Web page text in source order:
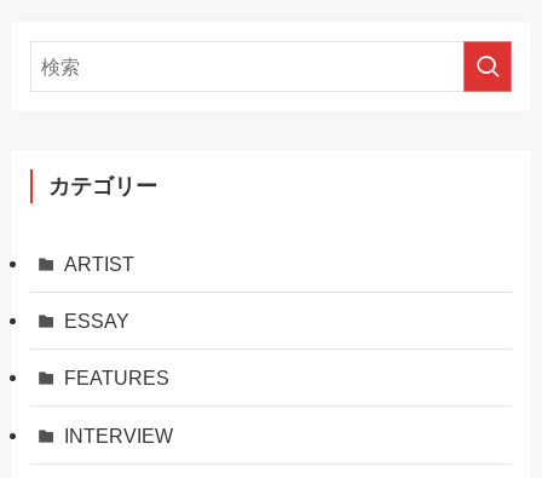
カテゴリー
ARTIST
ESSAY
FEATURES
INTERVIEW